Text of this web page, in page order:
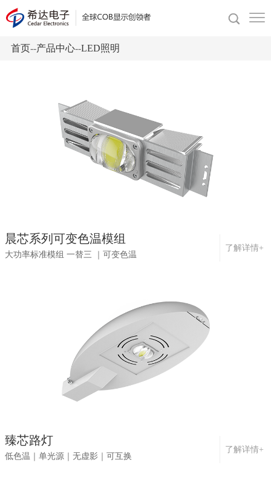
首页--产品中心--LED照明
了解详情+
晨芯系列可变色温模组
大功率标准模组 一替三 ｜可变色温
了解详情+
臻芯路灯
低色温｜单光源｜无虚影｜可互换